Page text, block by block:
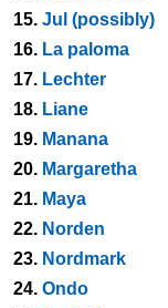
15. Jul (possibly)
16. La paloma
17. Lechter
18. Liane
19. Manana
20. Margaretha
21. Maya
22. Norden
23. Nordmark
24. Ondo